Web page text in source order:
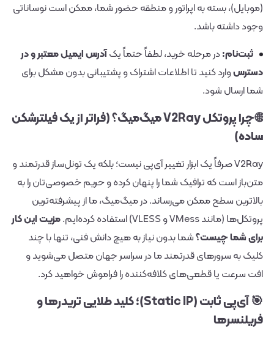
(موبایل)، بسته به اپراتور و منطقه حضور شما، ممکن است نوساناتی
وجود داشته باشد.
ثبت‌نام:در مرحله خرید، لطفاً حتماً یکآدرس ایمیل معتبر و در
دسترسوارد کنید تا اطلاعات اشتراک و پشتیبانی بدون مشکل برای
شما ارسال شود.
🌐 چرا پروتکل V2Ray میگ‌میگ؟ (فراتر از یک فیلترشکن
ساده)
V2Ray صرفاً یک ابزار تغییر آی‌پی نیست؛ بلکه یک تونل‌ساز قدرتمند و
متن‌باز است که ترافیک شما را پنهان کرده و حریم خصوصی‌تان را به
بالاترین سطح ممکن می‌رساند. در میگ‌میگ، ما از پیشرفته‌ترین
پروتکل‌ها (مانند VMess و VLESS) استفاده کرده‌ایم.
مزیت این کار
برای شما چیست؟شما بدون نیاز به هیچ دانش فنی، تنها با چند
کلیک به سرورهای قدرتمند ما در سراسر جهان متصل می‌شوید و
افت سرعت یا قطعی‌های کلافه‌کننده را فراموش خواهید کرد.
🎯 آی‌پی ثابت (Static IP)؛ کلید طلایی تریدرها و
فریلنسرها